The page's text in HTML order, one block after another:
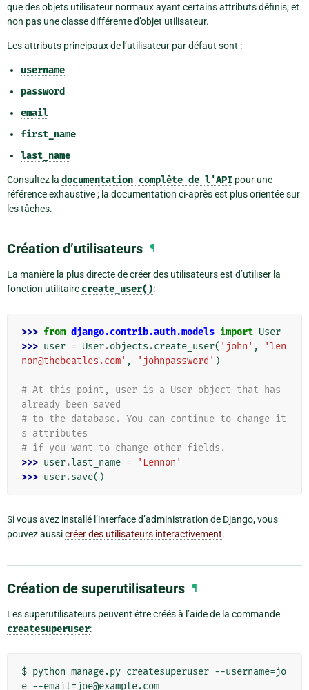
que des objets utilisateur normaux ayant certains attributs définis, et
non pas une classe différente d’objet utilisateur.
Les attributs principaux de l’utilisateur par défaut sont :
username
password
email
first_name
last_name
Consultez la documentation complète de l'API pour une
référence exhaustive ; la documentation ci-après est plus orientée sur
les tâches.
Création d’utilisateurs ¶
La manière la plus directe de créer des utilisateurs est d’utiliser la
fonction utilitaire create_user():
>>> from django.contrib.auth.models import User
>>> user = User.objects .create_user( 'john' ,
'len
non@thebeatles.com' , 'johnpassword' )
# At this point, user is a User object that has
already been saved
# to the database. You can continue to change it
s attributes
# if you want to change other fields.
>>> user.last_name =
'Lennon'
>>> user.save()
Si vous avez installé l’interface d’administration de Django, vous
pouvez aussicréer des utilisateurs interactivement.
Création de superutilisateurs ¶
Les superutilisateurs peuvent être créés à l’aide de la commande
createsuperuser:
$ python manage.py createsuperuser --username=jo